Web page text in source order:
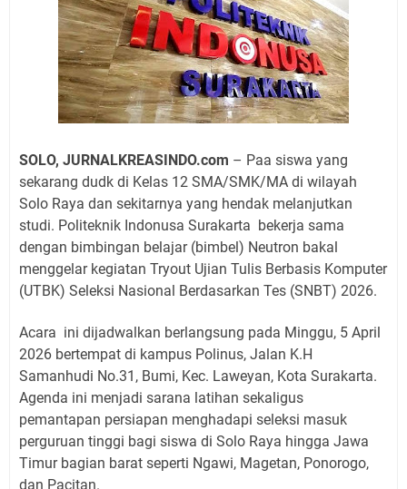
SOLO, JURNALKREASINDO.com – Paa siswa yang
sekarang dudk di Kelas 12 SMA/SMK/MA di wilayah
Solo Raya dan sekitarnya yang hendak melanjutkan
studi. Politeknik Indonusa Surakarta bekerja sama
dengan bimbingan belajar (bimbel) Neutron bakal
menggelar kegiatan Tryout Ujian Tulis Berbasis Komputer
(UTBK) Seleksi Nasional Berdasarkan Tes (SNBT) 2026.
Acara ini dijadwalkan berlangsung pada Minggu, 5 April
2026 bertempat di kampus Polinus, Jalan K.H
Samanhudi No.31, Bumi, Kec. Laweyan, Kota Surakarta.
Agenda ini menjadi sarana latihan sekaligus
pemantapan persiapan menghadapi seleksi masuk
perguruan tinggi bagi siswa di Solo Raya hingga Jawa
Timur bagian barat seperti Ngawi, Magetan, Ponorogo,
dan Pacitan.